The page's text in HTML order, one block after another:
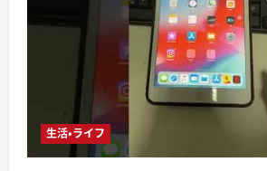
生活・ライフ